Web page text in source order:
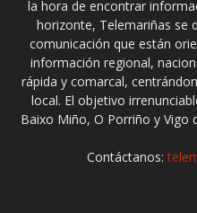
la hora de encontrar
horizonte, Telemariñas se
comunicación que están
información regional,
rápida y comarcal,
local. El objetivo
Baixo Miño, O Porriño y Vigo
Contáctanos: